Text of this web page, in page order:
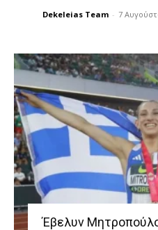
Dekeleias Team - 7
Έβελυν